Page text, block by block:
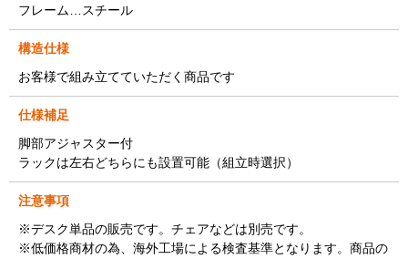
フレーム…スチール
構造仕様
お客様で組み立てていただく商品です
仕様補足
脚部アジャスター付
ラックは左右どちらにも設置可能（組立時選択）
注意事項
※デスク単品の販売です。チェアなどは別売です。
※低価格商材の為、海外工場による検査基準となります。商品の